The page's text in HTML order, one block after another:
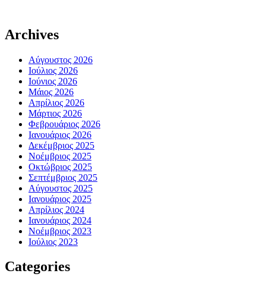
Archives
Αύγουστος 2026
Ιούλιος 2026
Ιούνιος 2026
Μάιος 2026
Απρίλιος 2026
Μάρτιος 2026
Φεβρουάριος 2026
Ιανουάριος 2026
Δεκέμβριος 2025
Νοέμβριος 2025
Οκτώβριος 2025
Σεπτέμβριος 2025
Αύγουστος 2025
Ιανουάριος 2025
Απρίλιος 2024
Ιανουάριος 2024
Νοέμβριος 2023
Ιούλιος 2023
Categories